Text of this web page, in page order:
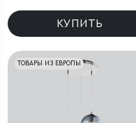
КУПИТЬ
ТОВАРЫ ИЗ ЕВРОПЫ